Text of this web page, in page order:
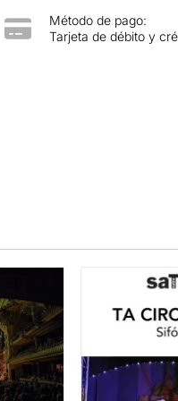
Método de pago:
Tarjeta de débito y